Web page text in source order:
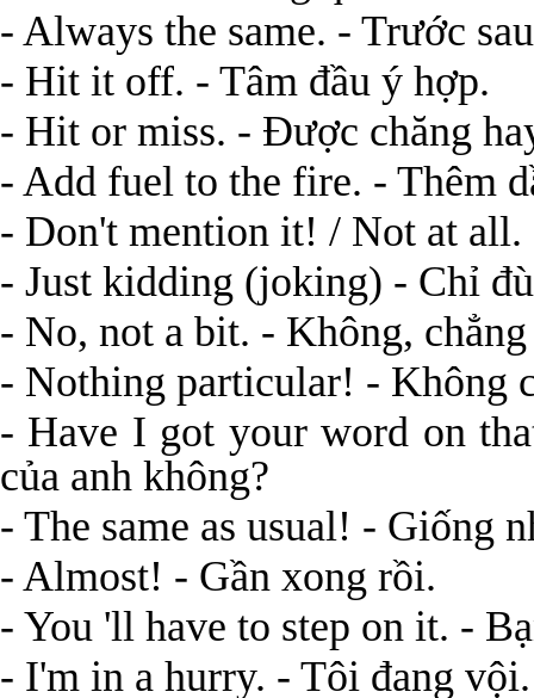
- Always the same. - Trước
- Hit it off. - Tâm đầu ý hợp.
- Hit or miss. - Được chăng
- Add fuel to the fire. - Thêm
- Don't mention it! / Not at
- Just kidding (joking) - Chỉ
- No, not a bit. - Không,
- Nothing particular! - Không
- Have I got your word on
của anh không?
- The same as usual! - Giống
- Almost! - Gần xong rồi.
- You 'll have to step on it. -
- I'm in a hurry. - Tôi đang vội.